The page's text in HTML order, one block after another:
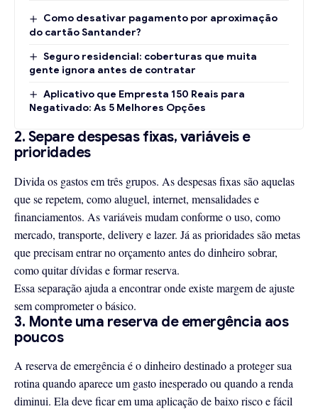
Como desativar pagamento por aproximação
do cartão Santander?
Seguro residencial: coberturas que muita
gente ignora antes de contratar
Aplicativo que Empresta 150 Reais para
Negativado: As 5 Melhores Opções
2. Separe despesas fixas, variáveis e
prioridades
Divida os gastos em três grupos. As despesas fixas são aquelas
que se repetem, como aluguel, internet, mensalidades e
financiamentos. As variáveis mudam conforme o uso, como
mercado, transporte, delivery e lazer. Já as prioridades são metas
que precisam entrar no orçamento antes do dinheiro sobrar,
como quitar dívidas e formar reserva.
Essa separação ajuda a encontrar onde existe margem de ajuste
sem comprometer o básico.
3. Monte uma reserva de emergência aos
poucos
A reserva de emergência é o dinheiro destinado a proteger sua
rotina quando aparece um gasto inesperado ou quando a renda
diminui. Ela deve ficar em uma aplicação de baixo risco e fácil